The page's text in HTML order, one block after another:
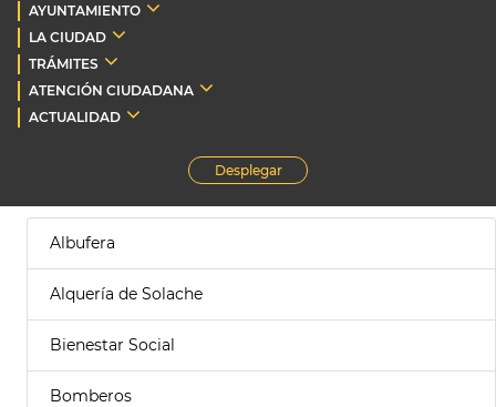
AYUNTAMIENTO
LA CIUDAD
TRÁMITES
ATENCIÓN CIUDADANA
ACTUALIDAD
Desplegar
Albufera
Alquería de Solache
Bienestar Social
Bomberos